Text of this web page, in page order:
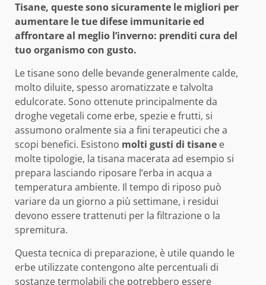
Tisane, queste sono sicuramente le migliori per
aumentare le tue difese immunitarie ed
affrontare al meglio l’inverno: prenditi cura del
tuo organismo con gusto.
Le tisane sono delle bevande generalmente calde,
molto diluite, spesso aromatizzate e talvolta
edulcorate. Sono ottenute principalmente da
droghe vegetali come erbe, spezie e frutti, si
assumono oralmente sia a fini terapeutici che a
scopi benefici. Esistono molti gusti di tisane e
molte tipologie, la tisana macerata ad esempio si
prepara lasciando riposare l’erba in acqua a
temperatura ambiente. Il tempo di riposo può
variare da un giorno a più settimane, i residui
devono essere trattenuti per la filtrazione o la
spremitura.
Questa tecnica di preparazione, è utile quando le
erbe utilizzate contengono alte percentuali di
sostanze termolabili che potrebbero essere